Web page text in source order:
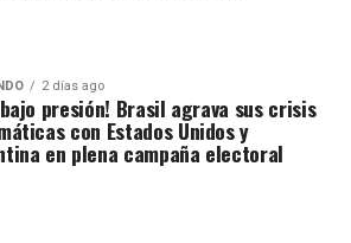
2 días ago
bajo presión! Brasil agrava sus crisis
con Estados Unidos y
en plena campaña electoral